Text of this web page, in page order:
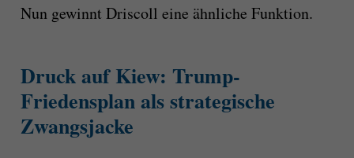
Nun gewinnt Driscoll eine ähnliche Funktion.
Druck auf Kiew: Trump-
Friedensplan als strategische
Zwangsjacke